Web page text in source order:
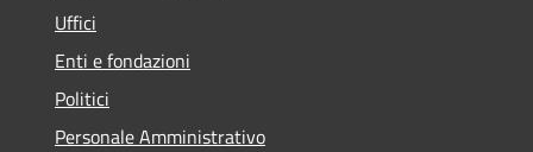
Uffici
Enti e fondazioni
Politici
Personale Amministrativo